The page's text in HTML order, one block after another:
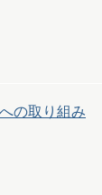
の取り組み